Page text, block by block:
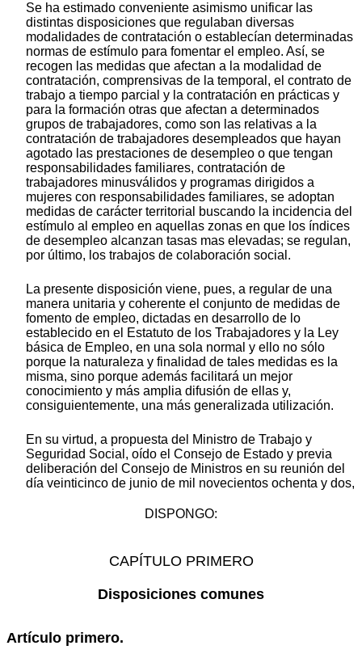
Se ha estimado conveniente asimismo unificar las
distintas disposiciones que regulaban diversas
modalidades de contratación o establecían determinadas
normas de estímulo para fomentar el empleo. Así, se
recogen las medidas que afectan a la modalidad de
contratación, comprensivas de la temporal, el contrato de
trabajo a tiempo parcial y la contratación en prácticas y
para la formación otras que afectan a determinados
grupos de trabajadores, como son las relativas a la
contratación de trabajadores desempleados que hayan
agotado las prestaciones de desempleo o que tengan
responsabilidades familiares, contratación de
trabajadores minusválidos y programas dirigidos a
mujeres con responsabilidades familiares, se adoptan
medidas de carácter territorial buscando la incidencia del
estímulo al empleo en aquellas zonas en que los índices
de desempleo alcanzan tasas mas elevadas; se regulan,
por último, los trabajos de colaboración social.
La presente disposición viene, pues, a regular de una
manera unitaria y coherente el conjunto de medidas de
fomento de empleo, dictadas en desarrollo de lo
establecido en el Estatuto de los Trabajadores y la Ley
básica de Empleo, en una sola normal y ello no sólo
porque la naturaleza y finalidad de tales medidas es la
misma, sino porque además facilitará un mejor
conocimiento y más amplia difusión de ellas y,
consiguientemente, una más generalizada utilización.
En su virtud, a propuesta del Ministro de Trabajo y
Seguridad Social, oído el Consejo de Estado y previa
deliberación del Consejo de Ministros en su reunión del
día veinticinco de junio de mil novecientos ochenta y dos,
DISPONGO:
CAPÍTULO PRIMERO
Disposiciones comunes
Artículo primero.